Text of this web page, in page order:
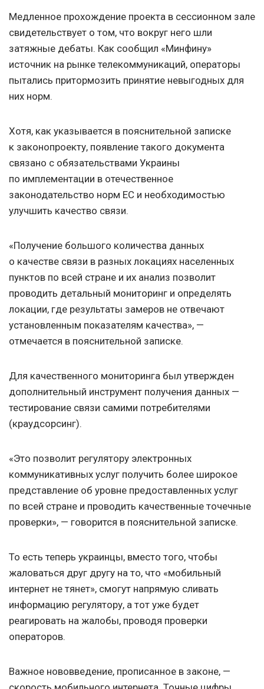
Медленное прохождение проекта в сессионном зале
свидетельствует о том, что вокруг него шли
затяжные дебаты. Как сообщил «Минфину»
источник на рынке телекоммуникаций, операторы
пытались притормозить принятие невыгодных для
них норм.
Хотя, как указывается в пояснительной записке
к законопроекту, появление такого документа
связано с обязательствами Украины
по имплементации в отечественное
законодательство норм ЕС и необходимостью
улучшить качество связи.
«Получение большого количества данных
о качестве связи в разных локациях населенных
пунктов по всей стране и их анализ позволит
проводить детальный мониторинг и определять
локации, где результаты замеров не отвечают
установленным показателям качества», —
отмечается в пояснительной записке.
Для качественного мониторинга был утвержден
дополнительный инструмент получения данных —
тестирование связи самими потребителями
(краудсорсинг).
«Это позволит регулятору электронных
коммуникативных услуг получить более широкое
представление об уровне предоставленных услуг
по всей стране и проводить качественные точечные
проверки», — говорится в пояснительной записке.
То есть теперь украинцы, вместо того, чтобы
жаловаться друг другу на то, что «мобильный
интернет не тянет», смогут напрямую сливать
информацию регулятору, а тот уже будет
реагировать на жалобы, проводя проверки
операторов.
Важное нововведение, прописанное в законе, —